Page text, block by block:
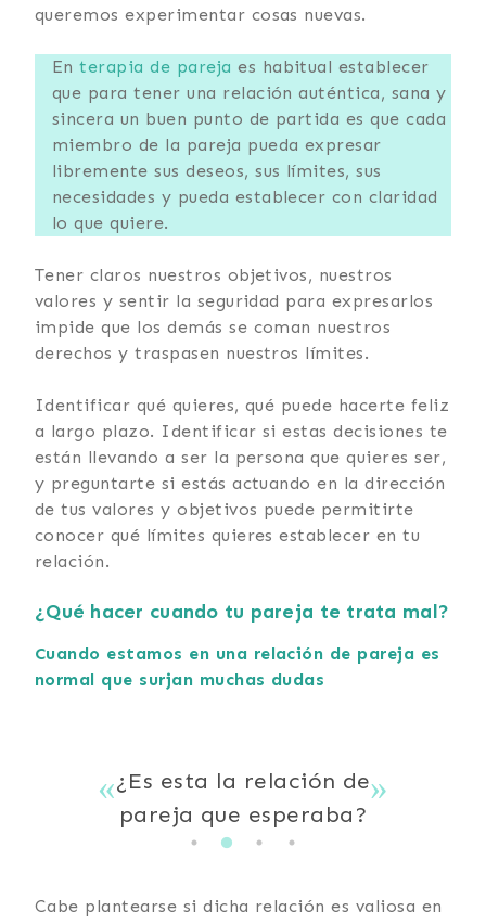
queremos experimentar cosas nuevas.
Enterapia de pareja es habitual establecer
que para tener una relación auténtica, sana y
sincera un buen punto de partida es que cada
miembro de la pareja pueda expresar
libremente sus deseos, sus límites, sus
necesidades y pueda establecer con claridad
lo que quiere.
Tener claros nuestros objetivos, nuestros
valores y sentir la seguridad para expresarlos
impide que los demás se coman nuestros
derechos y traspasen nuestros límites.
Identificar qué quieres, qué puede hacerte feliz
a largo plazo. Identificar si estas decisiones te
están llevando a ser la persona que quieres ser,
y preguntarte si estás actuando en la dirección
de tus valores y objetivos puede permitirte
conocer qué límites quieres establecer en tu
relación.
¿Qué hacer cuando tu pareja te trata mal?
Cuando estamos en una relación de pareja es
normal que surjan muchas dudas
¿Es esta la relación de
pareja que esperaba?
Cabe plantearse si dicha relación es valiosa en